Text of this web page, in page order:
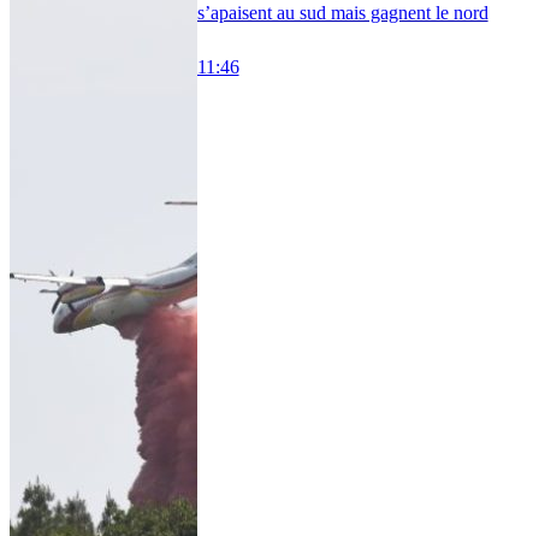
s’apaisent au sud mais gagnent le nord
11:46